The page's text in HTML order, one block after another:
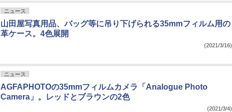
ニュース
山田屋写真用品、バッグ等に吊り下げられる35mmフィルム用の
革ケース。4色展開
(2021/3/16)
ニュース
AGFAPHOTOの35mmフィルムカメラ「Analogue Photo
Camera」。レッドとブラウンの2色
(2021/3/4)